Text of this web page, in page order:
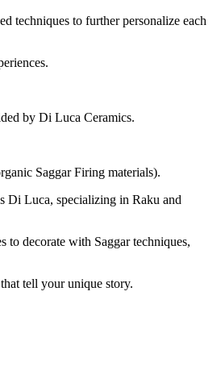
techniques to further personalize each
by Di Luca Ceramics.
Saggar Firing materials).
Di Luca, specializing in Raku and
decorate with Saggar techniques,
tell your unique story.